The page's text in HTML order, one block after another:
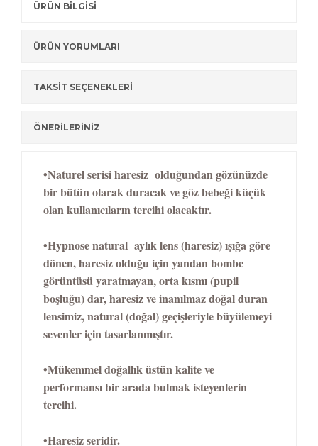
ÜRÜN BİLGİSİ
ÜRÜN YORUMLARI
TAKSİT SEÇENEKLERİ
ÖNERİLERİNİZ
•Naturel serisi haresiz olduğundan gözünüzde
bir bütün olarak duracak ve göz bebeği küçük
olan kullanıcıların tercihi olacaktır.
•Hypnose natural aylık lens (haresiz) ışığa göre
dönen, haresiz olduğu için yandan bombe
görüntüsü yaratmayan, orta kısmı (pupil
boşluğu) dar, haresiz ve inanılmaz doğal duran
lensimiz, natural (doğal) geçişleriyle büyülemeyi
sevenler için tasarlanmıştır.
•Mükemmel doğallık üstün kalite ve
performansı bir arada bulmak isteyenlerin
tercihi.
•Haresiz seridir.